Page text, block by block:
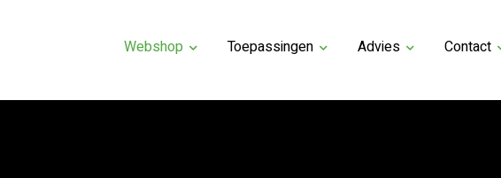
Webshop Toepassingen Advies Contact